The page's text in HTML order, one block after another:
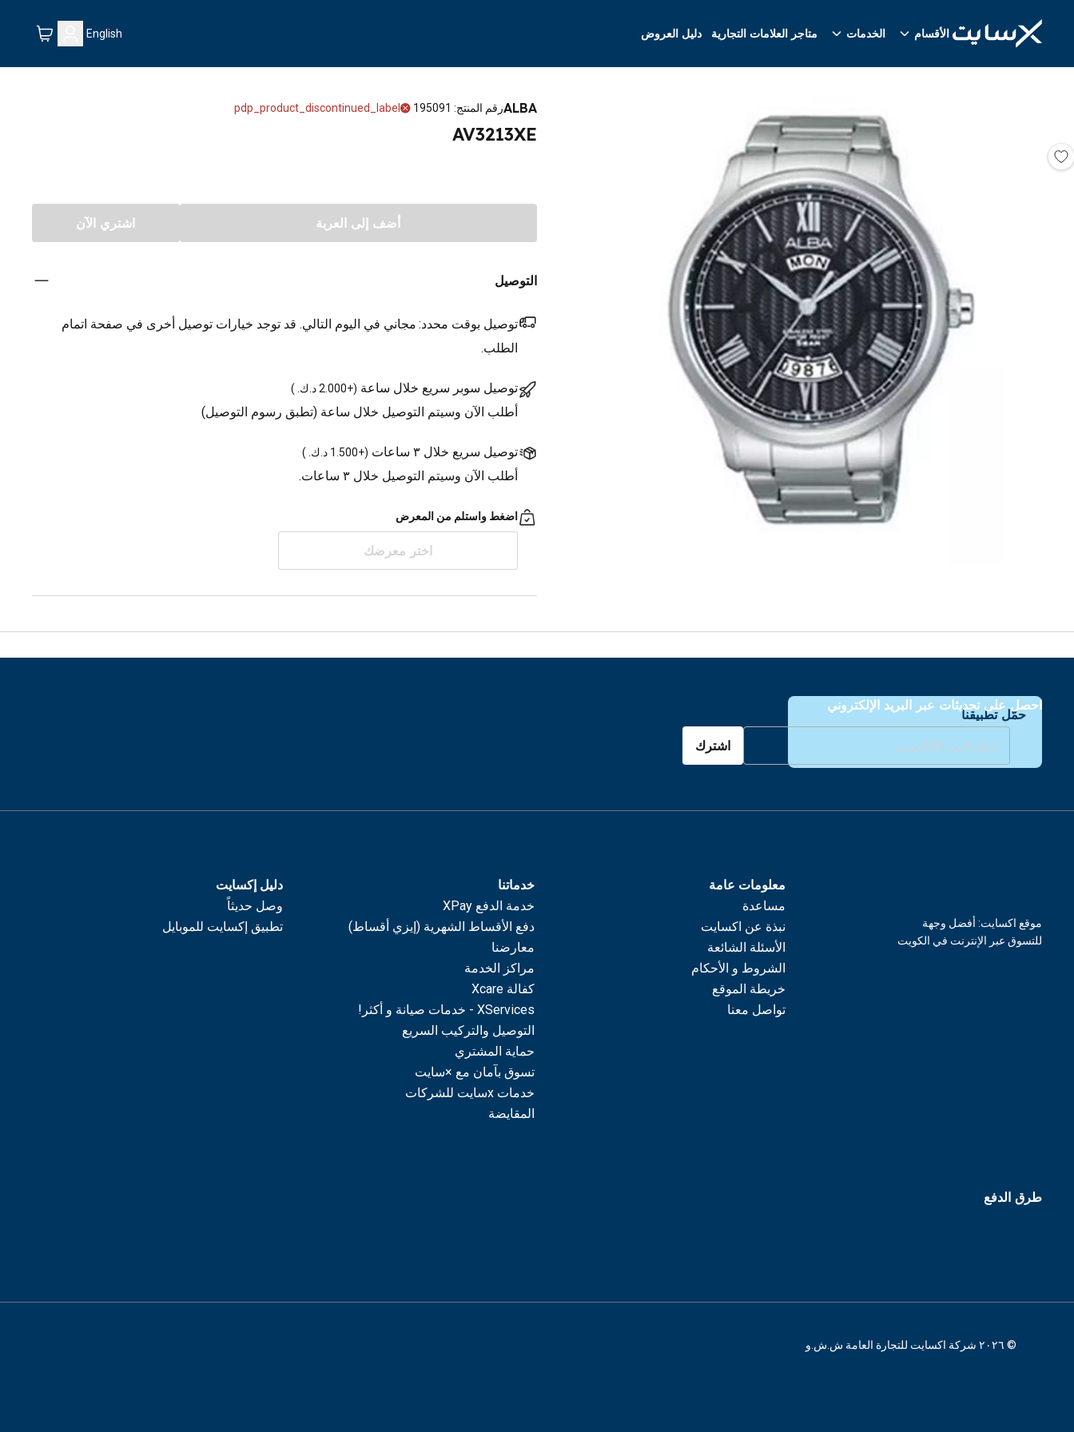
الأقسام الخدمات متاجر العلامات التجارية دليل العروض English
ALBAرقم المنتج:
195091
pdp_product_discontinued_label
AV3213XE
أضف إلى العربة اشتري الآن
التوصيل
توصيل بوقت محدد: مجاني في اليوم التالي. قد توجد خيارات توصيل أخرى في صفحة اتمام
الطلب.
توصيل سوبر سريع خلال ساعة (+2.000 د.ك. )
أطلب الآن وسيتم التوصيل خلال ساعة (تطبق رسوم التوصيل)
توصيل سريع خلال ٣ ساعات (+1.500 د.ك. )
أطلب الآن وسيتم التوصيل خلال ٣ ساعات.
اضغط واستلم من المعرض
اختر معرضك
حمّل تطبيقنا
احصل على تحديثات عبر البريد الإلكتروني
اشترك
معلومات عامة
مساعدة
نبذة عن اكسايت
الأسئلة الشائعة
الشروط و الأحكام
خريطة الموقع
تواصل معنا
خدماتنا
خدمة الدفع XPay
دفع الأقساط الشهرية (إيزي أقساط)
معارضنا
مراكز الخدمة
كفالة Xcare
XServices - خدمات صيانة و أكثر!
التوصيل والتركيب السريع
حماية المشتري
تسوق بآمان مع ×سايت
خدمات xسايت للشركات
المقايضة
دليل إكسايت
وصل حديثاً
تطبيق إكسايت للموبايل
موقع اكسايت: أفضل وجهة
للتسوق عبر الإنترنت في الكويت
طرق الدفع
© ٢٠٢٦ شركة اكسايت للتجارة العامة ش.ش.و